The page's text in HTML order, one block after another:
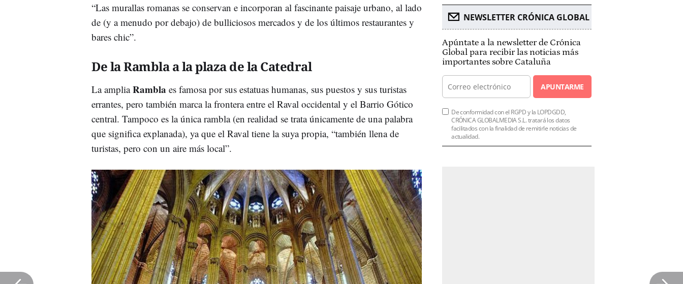
“Las murallas romanas se conservan e incorporan al fascinante paisaje urbano, al lado
de (y a menudo por debajo) de bulliciosos mercados y de los últimos restaurantes y
bares chic”.
De la Rambla a la plaza de la Catedral
La ampliaRambla es famosa por sus estatuas humanas, sus puestos y sus turistas
errantes, pero también marca la frontera entre el Raval occidental y el Barrio Gótico
central. Tampoco es la única rambla (en realidad se trata únicamente de una palabra
que significa explanada), ya que el Raval tiene la suya propia, “también llena de
turistas, pero con un aire más local”.
NEWSLETTER CRÓNICA GLOBAL
Apúntate a la newsletter de Crónica
Global para recibir las noticias más
importantes sobre Cataluña
APUNTARME
De conformidad con el RGPD y la LOPDGDD,
CRÓNICA GLOBALMEDIA S.L. tratará los datos
facilitados con la finalidad de remitirle noticias de
actualidad.